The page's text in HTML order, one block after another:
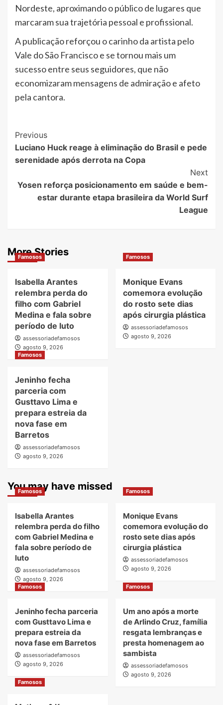
Nordeste, aproximando o público de lugares que
marcaram sua trajetória pessoal e profissional.
A publicação reforçou o carinho da artista pelo
Vale do São Francisco e se tornou mais um
sucesso entre seus seguidores, que não
economizaram mensagens de admiração e afeto
pela cantora.
Post
Navigation
Previous
Luciano Huck reage à eliminação do Brasil e pede
serenidade após derrota na Copa
Next
Yosen reforça posicionamento em saúde e bem-
estar durante etapa brasileira da World Surf
League
More Stories
Famosos
Isabella Arantes
relembra perda do
filho com Gabriel
Medina e fala sobre
período de luto
assessoriadefamosos
agosto 9, 2026
Famosos
Monique Evans
comemora evolução
do rosto sete dias
após cirurgia plástica
assessoriadefamosos
agosto 9, 2026
Famosos
Jeninho fecha
parceria com
Gusttavo Lima e
prepara estreia da
nova fase em
Barretos
assessoriadefamosos
agosto 9, 2026
You may have missed
Famosos
Isabella Arantes
relembra perda do filho
com Gabriel Medina e
fala sobre período de
luto
assessoriadefamosos
agosto 9, 2026
Famosos
Monique Evans
comemora evolução do
rosto sete dias após
cirurgia plástica
assessoriadefamosos
agosto 9, 2026
Famosos
Jeninho fecha parceria
com Gusttavo Lima e
prepara estreia da
nova fase em Barretos
assessoriadefamosos
agosto 9, 2026
Famosos
Um ano após a morte
de Arlindo Cruz, família
resgata lembranças e
presta homenagem ao
sambista
assessoriadefamosos
agosto 9, 2026
Famosos